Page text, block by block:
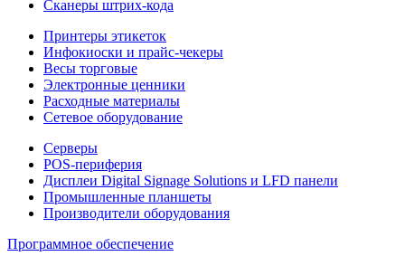
Сканеры штрих-кода
Принтеры этикеток
Инфокиоски и прайс-чекеры
Весы торговые
Электронные ценники
Расходные материалы
Сетевое оборудование
Серверы
POS-периферия
Дисплеи Digital Signage Solutions и LFD панели
Промышленные планшеты
Производители оборудования
Программное обеспечение